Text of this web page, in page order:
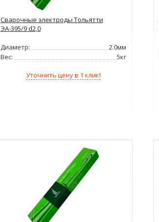
Сварочные электроды Тольятти
ЭА-395/9 d2,0
Диаметр:
2.0мм
Вес:
5кг
Уточнить цену в 1 клик!